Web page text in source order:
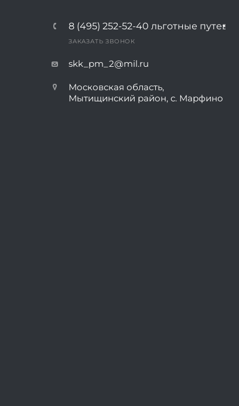
8 (495) 252-52-40 льготные путевки
ЗАКАЗАТЬ ЗВОНОК
skk_pm_2@mil.ru
Московская область,
Мытищинский район, с. Марфино